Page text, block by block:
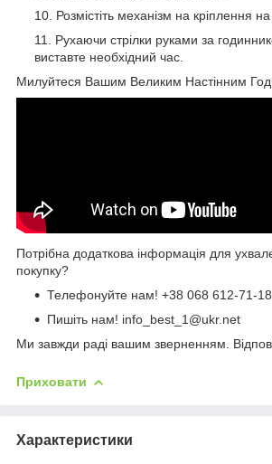
Розмістіть механізм на кріплення на
Рухаючи стрілки руками за
виставте необхідний час.
Милуйтеся Вашим Великим Настінним
Потрібна додаткова інформація для
покупку?
Телефонуйте нам! +38 068 612-71-18
Пишіть нам! info_best_1@ukr.net
Ми завжди раді вашим зверненням.
Приховати
Характеристики